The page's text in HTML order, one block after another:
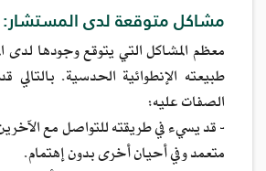
مشاكل متوقعة لدى المستشار:
معظم المشاكل التي يتوقع وجودها لدى
طبيعته الإنطوائية الحدسية.
الصفات عليه:
- قد يسيء في طريقته للتواصل مع
متعمد وفي أحيان أخرى بدون إهتمام.